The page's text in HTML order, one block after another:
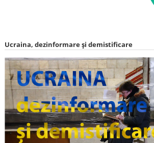
Ucraina, dezinformare și demistificare